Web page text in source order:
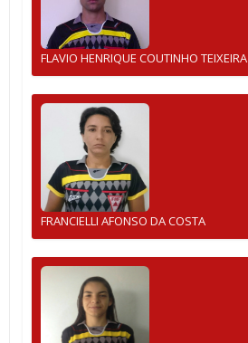
FLAVIO HENRIQUE COUTINHO TEIXEIRA
FRANCIELLI AFONSO DA COSTA